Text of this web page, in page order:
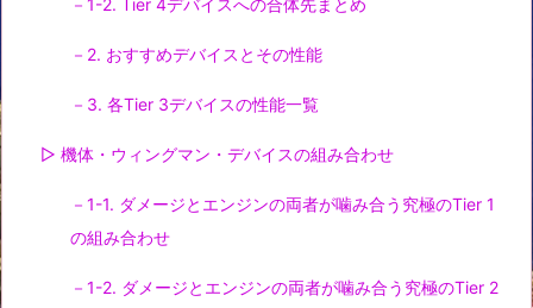
－1-2. Tier 4デバイスへの合体先まとめ
－2. おすすめデバイスとその性能
－3. 各Tier 3デバイスの性能一覧
▷ 機体・ウィングマン・デバイスの組み合わせ
－1-1. ダメージとエンジンの両者が噛み合う究極のTier 1
の組み合わせ
－1-2. ダメージとエンジンの両者が噛み合う究極のTier 2